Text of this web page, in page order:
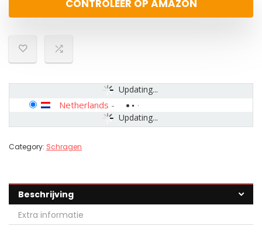
CONTROLEER OP AMAZON
Updating...
Updating...
Netherlands -
Category: Schragen
Beschrijving
Extra informatie